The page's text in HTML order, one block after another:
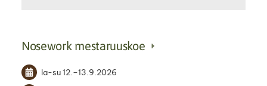
Nosework mestaruuskoe
la-su12. –13.9.2026